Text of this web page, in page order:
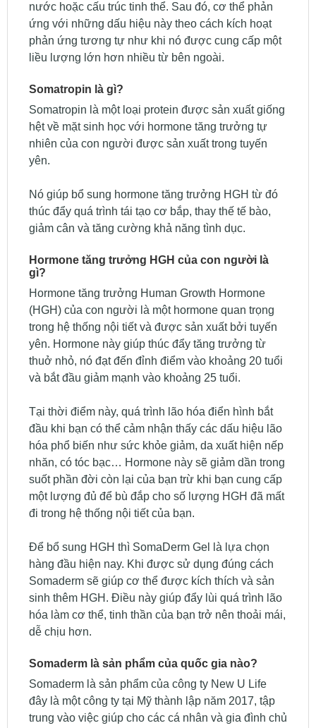
nước hoặc cấu trúc tinh thể. Sau đó, cơ thể phản
ứng với những dấu hiệu này theo cách kích hoạt
phản ứng tương tự như khi nó được cung cấp một
liều lượng lớn hơn nhiều từ bên ngoài.
Somatropin là gì?
Somatropin là một loại protein được sản xuất giống
hệt về mặt sinh học với hormone tăng trưởng tự
nhiên của con người được sản xuất trong tuyến
yên.
Nó giúp bổ sung hormone tăng trưởng HGH từ đó
thúc đẩy quá trình tái tạo cơ bắp, thay thế tế bào,
giảm cân và tăng cường khả năng tình dục.
Hormone tăng trưởng HGH của con người là
gì?
Hormone tăng trưởng Human Growth Hormone
(HGH) của con người là một hormone quan trọng
trong hệ thống nội tiết và được sản xuất bởi tuyến
yên. Hormone này giúp thúc đẩy tăng trưởng từ
thuở nhỏ, nó đạt đến đỉnh điểm vào khoảng 20 tuổi
và bắt đầu giảm mạnh vào khoảng 25 tuổi.
Tại thời điểm này, quá trình lão hóa điển hình bắt
đầu khi bạn có thể cảm nhận thấy các dấu hiệu lão
hóa phổ biến như sức khỏe giảm, da xuất hiện nếp
nhăn, có tóc bạc… Hormone này sẽ giảm dần trong
suốt phần đời còn lại của bạn trừ khi bạn cung cấp
một lượng đủ để bù đắp cho số lượng HGH đã mất
đi trong hệ thống nội tiết của bạn.
Để bổ sung HGH thì SomaDerm Gel là lựa chọn
hàng đầu hiện nay. Khi được sử dụng đúng cách
Somaderm sẽ giúp cơ thể được kích thích và sản
sinh thêm HGH. Điều này giúp đẩy lùi quá trình lão
hóa làm cơ thể, tinh thần của bạn trở nên thoải mái,
dễ chịu hơn.
Somaderm là sản phẩm của quốc gia nào?
Somaderm là sản phẩm của công ty New U Life
đây là một công ty tại Mỹ thành lập năm 2017, tập
trung vào việc giúp cho các cá nhân và gia đình chủ